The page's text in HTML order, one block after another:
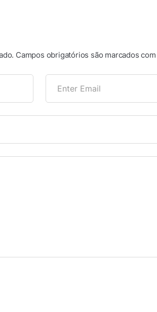
Campos obrigatórios são marcados com